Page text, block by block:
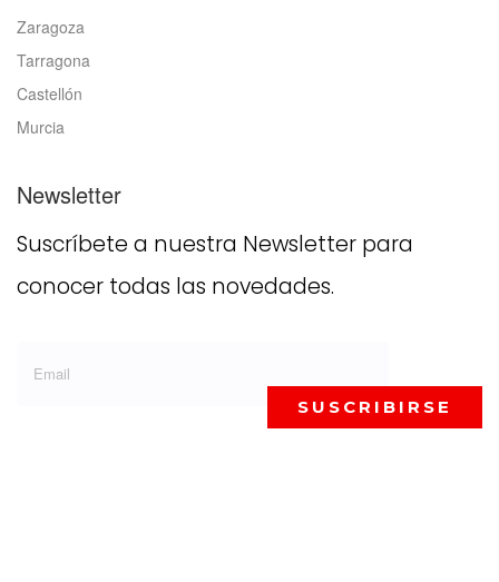
Zaragoza
Tarragona
Castellón
Murcia
Newsletter
Suscríbete a nuestra Newsletter para
conocer todas las novedades.
SUSCRIBIRSE